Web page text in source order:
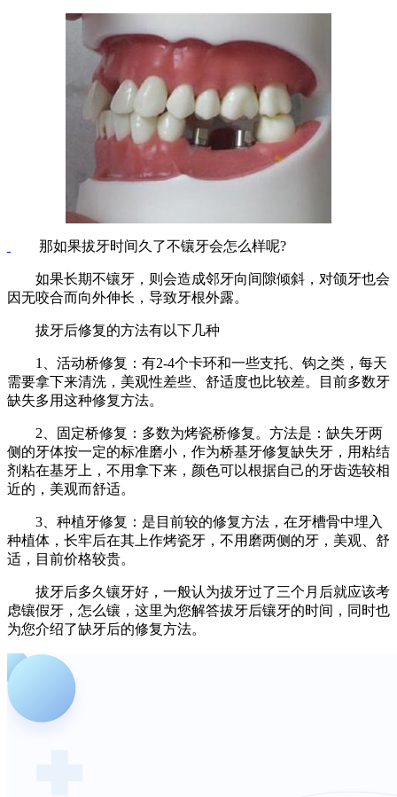
那如果拔牙时间久了不镶牙会怎么样呢?
如果长期不镶牙，则会造成邻牙向间隙倾斜，对颌牙也会
因无咬合而向外伸长，导致牙根外露。
拔牙后修复的方法有以下几种
1、活动桥修复：有2-4个卡环和一些支托、钩之类，每天
需要拿下来清洗，美观性差些、舒适度也比较差。目前多数牙
缺失多用这种修复方法。
2、固定桥修复：多数为烤瓷桥修复。方法是：缺失牙两
侧的牙体按一定的标准磨小，作为桥基牙修复缺失牙，用粘结
剂粘在基牙上，不用拿下来，颜色可以根据自己的牙齿选较相
近的，美观而舒适。
3、种植牙修复：是目前较的修复方法，在牙槽骨中埋入
种植体，长牢后在其上作烤瓷牙，不用磨两侧的牙，美观、舒
适，目前价格较贵。
拔牙后多久镶牙好，一般认为拔牙过了三个月后就应该考
虑镶假牙，怎么镶，这里为您解答拔牙后镶牙的时间，同时也
为您介绍了缺牙后的修复方法。